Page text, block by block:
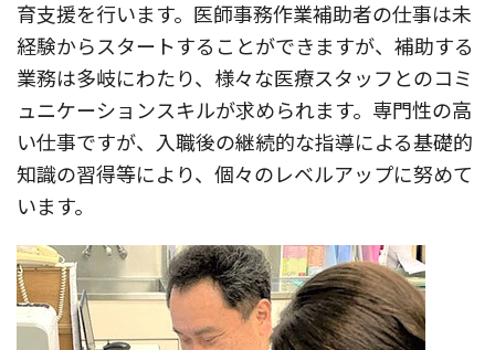
育支援を行います。医師事務作業補助者の仕事は未
経験からスタートすることができますが、補助する
業務は多岐にわたり、様々な医療スタッフとのコミ
ュニケーションスキルが求められます。専門性の高
い仕事ですが、入職後の継続的な指導による基礎的
知識の習得等により、個々のレベルアップに努めて
います。